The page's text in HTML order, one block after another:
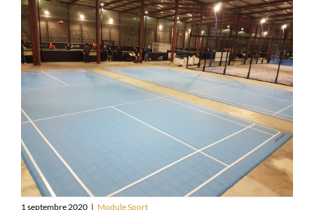
1 septembre 2020 | Module Sport